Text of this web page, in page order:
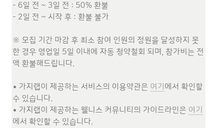
- 6일 전 ~ 3일 전 : 50% 환불
- 2일 전 ~ 시작 후 : 환불 불가
※ 모집 기간 마감 후 최소 참여 인원의 정원을 달성하지 못
한 경우 영업일 5일 이내에 자동 청약철회 되며, 참가비는 전
액 환불해드립니다.
• 가지랩이 제공하는 서비스의 이용약관은 여기 에서 확인할
수 있습니다.
• 가지랩이 제공하는 웰니스 커뮤니티의 가이드라인은 여기
에서 확인할 수 있습니다.